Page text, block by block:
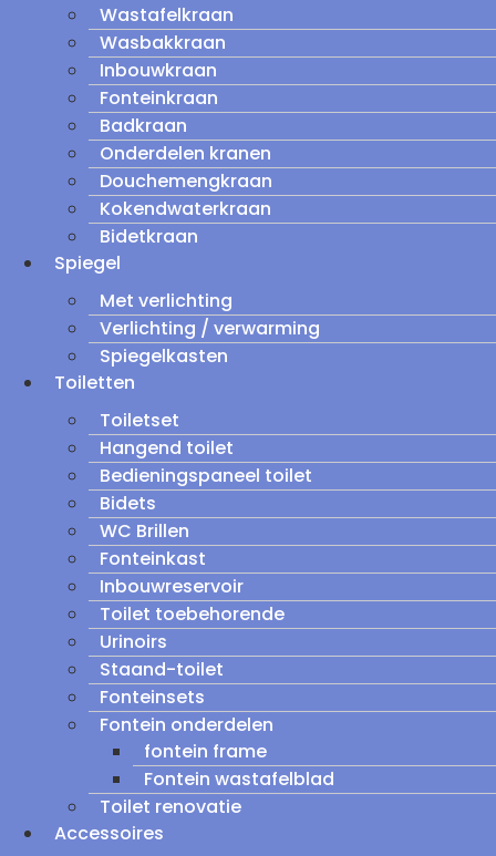
Wastafelkraan
Wasbakkraan
Inbouwkraan
Fonteinkraan
Badkraan
Onderdelen kranen
Douchemengkraan
Kokendwaterkraan
Bidetkraan
Spiegel
Met verlichting
Verlichting / verwarming
Spiegelkasten
Toiletten
Toiletset
Hangend toilet
Bedieningspaneel toilet
Bidets
WC Brillen
Fonteinkast
Inbouwreservoir
Toilet toebehorende
Urinoirs
Staand-toilet
Fonteinsets
Fontein onderdelen
fontein frame
Fontein wastafelblad
Toilet renovatie
Accessoires